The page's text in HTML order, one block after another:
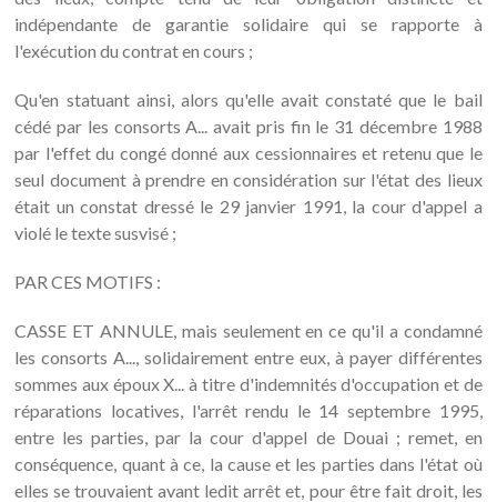
indépendante de garantie solidaire qui se rapporte à
l'exécution du contrat en cours ;
Qu'en statuant ainsi, alors qu'elle avait constaté que le bail
cédé par les consorts A... avait pris fin le 31 décembre 1988
par l'effet du congé donné aux cessionnaires et retenu que le
seul document à prendre en considération sur l'état des lieux
était un constat dressé le 29 janvier 1991, la cour d'appel a
violé le texte susvisé ;
PAR CES MOTIFS :
CASSE ET ANNULE, mais seulement en ce qu'il a condamné
les consorts A..., solidairement entre eux, à payer différentes
sommes aux époux X... à titre d'indemnités d'occupation et de
réparations locatives, l'arrêt rendu le 14 septembre 1995,
entre les parties, par la cour d'appel de Douai ; remet, en
conséquence, quant à ce, la cause et les parties dans l'état où
elles se trouvaient avant ledit arrêt et, pour être fait droit, les